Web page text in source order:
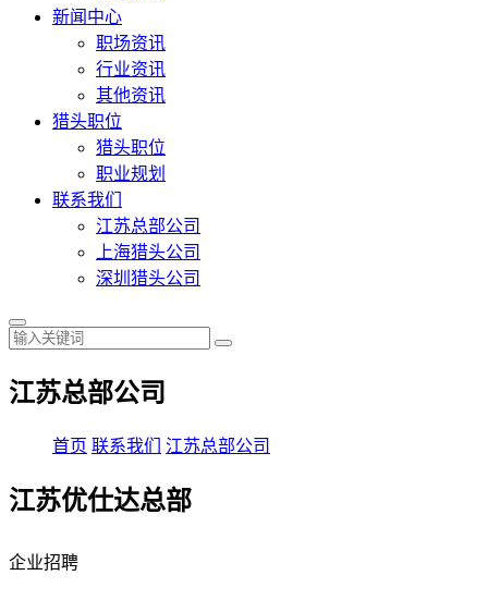
新闻中心
职场资讯
行业资讯
其他资讯
猎头职位
猎头职位
职业规划
联系我们
江苏总部公司
上海猎头公司
深圳猎头公司
江苏总部公司
首页 联系我们 江苏总部公司
江苏优仕达总部
企业招聘